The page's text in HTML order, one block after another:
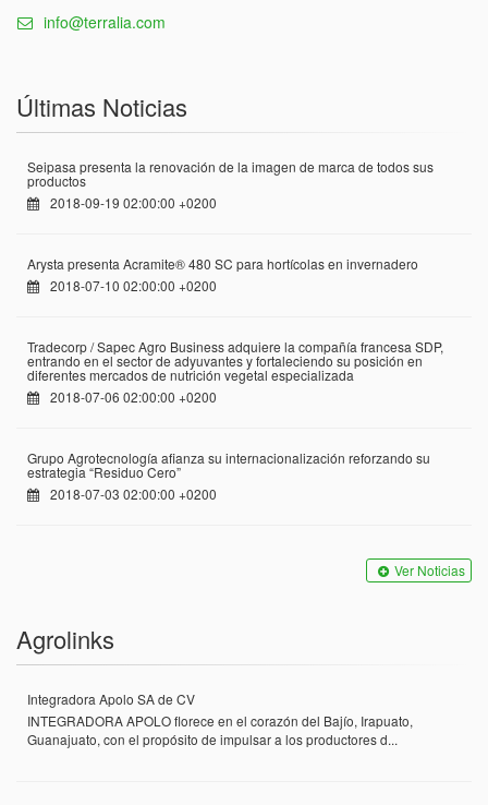
info@terralia.com
Últimas Noticias
Seipasa presenta la renovación de la imagen de marca de todos sus
productos
2018-09-19 02:00:00 +0200
Arysta presenta Acramite® 480 SC para hortícolas en invernadero
2018-07-10 02:00:00 +0200
Tradecorp / Sapec Agro Business adquiere la compañía francesa SDP,
entrando en el sector de adyuvantes y fortaleciendo su posición en
diferentes mercados de nutrición vegetal especializada
2018-07-06 02:00:00 +0200
Grupo Agrotecnología afianza su internacionalización reforzando su
estrategia “Residuo Cero”
2018-07-03 02:00:00 +0200
Ver Noticias
Agrolinks
Integradora Apolo SA de CV
INTEGRADORA APOLO florece en el corazón del Bajío, Irapuato,
Guanajuato, con el propósito de impulsar a los productores d...